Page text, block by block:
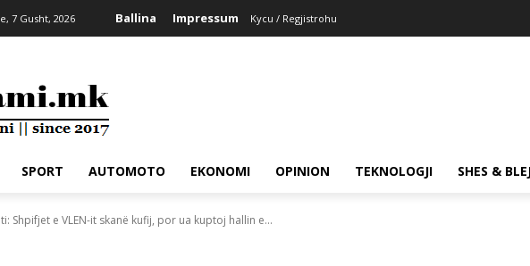
7 Gusht, 2026 Ballina Impressum Kycu / Regjistrohu
SPORT AUTOMOTO EKONOMI OPINION TEKNOLOGJI SHES &
Shpifjet e VLEN-it skanë kufij, por ua kuptoj hallin e...